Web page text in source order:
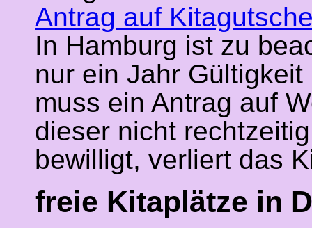
Antrag auf
In Hamburg ist zu
nur ein Jahr
muss ein Antrag auf
dieser nicht
bewilligt, verliert das
freie Kitaplätze in